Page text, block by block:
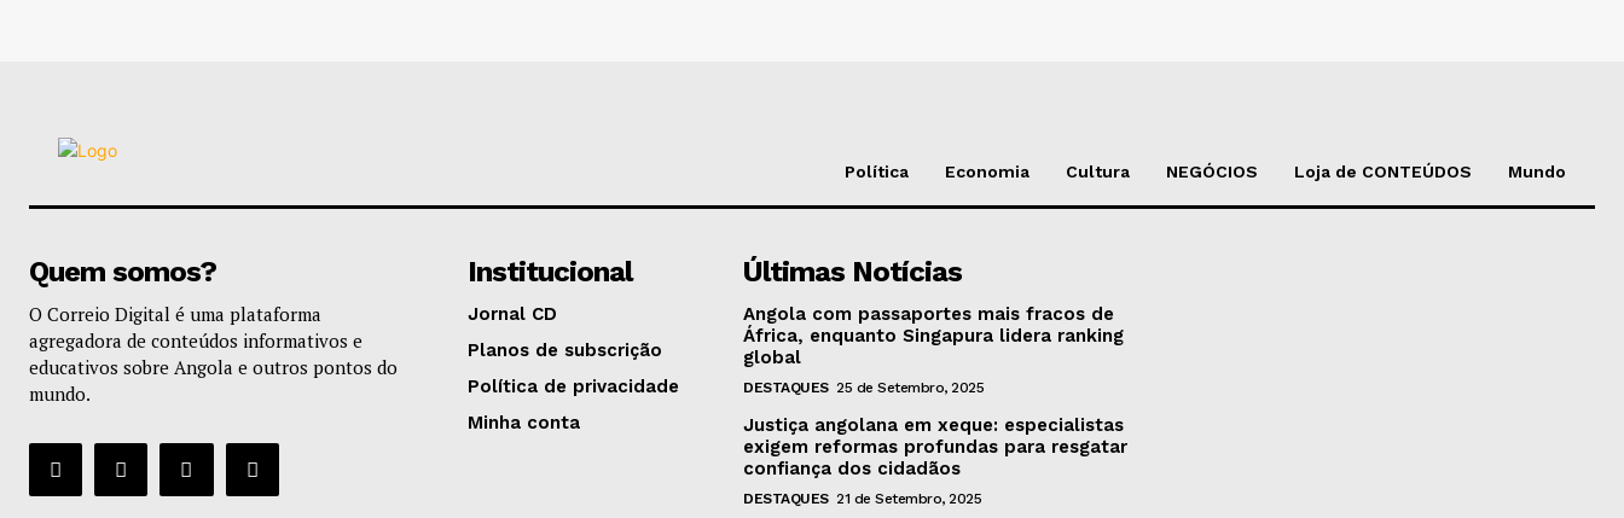
Política Economia Cultura NEGÓCIOS Loja de CONTEÚDOS Mundo
Quem somos?
O Correio Digital é uma plataforma
agregadora de conteúdos informativos e
educativos sobre Angola e outros pontos do
mundo.
Institucional
Jornal CD
Planos de subscrição
Política de privacidade
Minha conta
Últimas Notícias
Angola com passaportes mais fracos de
África, enquanto Singapura lidera ranking
global
DESTAQUES 25 de Setembro, 2025
Justiça angolana em xeque: especialistas
exigem reformas profundas para resgatar
confiança dos cidadãos
DESTAQUES 21 de Setembro, 2025